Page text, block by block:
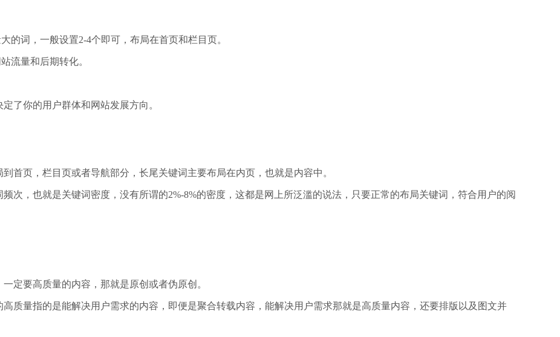
的词，一般设置2-4个即可，布局在首页和栏目页。
流量和后期转化。
了你的用户群体和网站发展方向。
首页，栏目页或者导航部分，长尾关键词主要布局在内页，也就是内容中。
次，也就是关键词密度，没有所谓的2%-8%的密度，这都是网上所泛滥的说法，只要正常的布局关键词，符合用户的阅
定要高质量的内容，那就是原创或者伪原创。
质量指的是能解决用户需求的内容，即便是聚合转载内容，能解决用户需求那就是高质量内容，还要排版以及图文并